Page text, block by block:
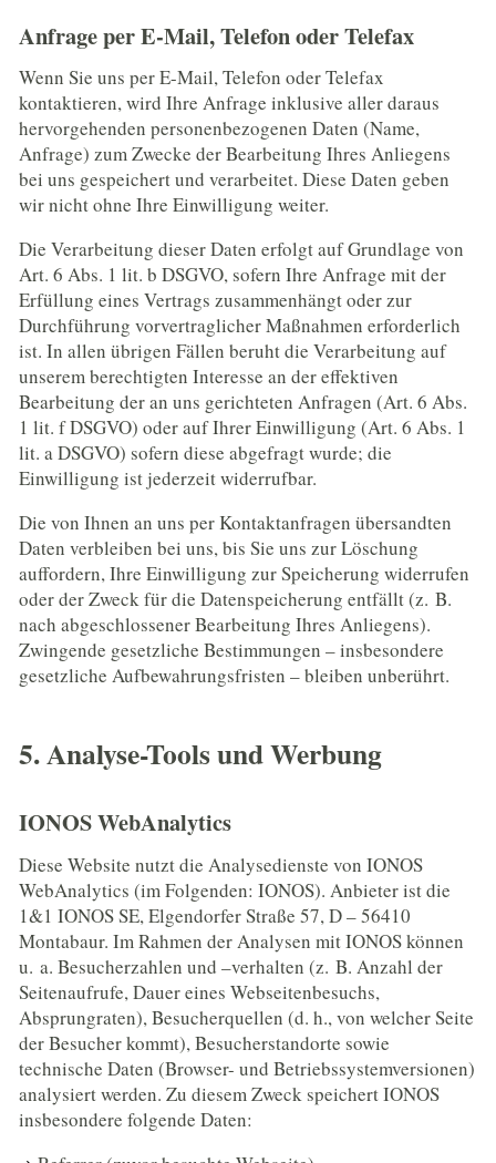
Anfrage per E-Mail, Telefon oder Telefax
Wenn Sie uns per E-Mail, Telefon oder Telefax
kontaktieren, wird Ihre Anfrage inklusive aller daraus
hervorgehenden personenbezogenen Daten (Name,
Anfrage) zum Zwecke der Bearbeitung Ihres Anliegens
bei uns gespeichert und verarbeitet. Diese Daten geben
wir nicht ohne Ihre Einwilligung weiter.
Die Verarbeitung dieser Daten erfolgt auf Grundlage von
Art. 6 Abs. 1 lit. b DSGVO, sofern Ihre Anfrage mit der
Erfüllung eines Vertrags zusammenhängt oder zur
Durchführung vorvertraglicher Maßnahmen erforderlich
ist. In allen übrigen Fällen beruht die Verarbeitung auf
unserem berechtigten Interesse an der effektiven
Bearbeitung der an uns gerichteten Anfragen (Art. 6 Abs.
1 lit. f DSGVO) oder auf Ihrer Einwilligung (Art. 6 Abs. 1
lit. a DSGVO) sofern diese abgefragt wurde; die
Einwilligung ist jederzeit widerrufbar.
Die von Ihnen an uns per Kontaktanfragen übersandten
Daten verbleiben bei uns, bis Sie uns zur Löschung
auffordern, Ihre Einwilligung zur Speicherung widerrufen
oder der Zweck für die Datenspeicherung entfällt (z. B.
nach abgeschlossener Bearbeitung Ihres Anliegens).
Zwingende gesetzliche Bestimmungen – insbesondere
gesetzliche Aufbewahrungsfristen – bleiben unberührt.
5. Analyse-Tools und Werbung
IONOS WebAnalytics
Diese Website nutzt die Analysedienste von IONOS
WebAnalytics (im Folgenden: IONOS). Anbieter ist die
1&1 IONOS SE, Elgendorfer Straße 57, D – 56410
Montabaur. Im Rahmen der Analysen mit IONOS können
u. a. Besucherzahlen und –verhalten (z. B. Anzahl der
Seitenaufrufe, Dauer eines Webseitenbesuchs,
Absprungraten), Besucherquellen (d. h., von welcher Seite
der Besucher kommt), Besucherstandorte sowie
technische Daten (Browser- und Betriebssystemversionen)
analysiert werden. Zu diesem Zweck speichert IONOS
insbesondere folgende Daten: